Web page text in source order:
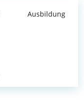
Ausbildung